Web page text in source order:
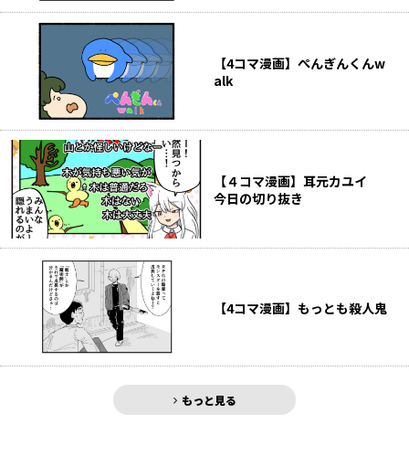
【4コマ漫画】ぺんぎんくんw
alk
【４コマ漫画】耳元カユイ
今日の切り抜き
【4コマ漫画】もっとも殺人鬼
もっと見る